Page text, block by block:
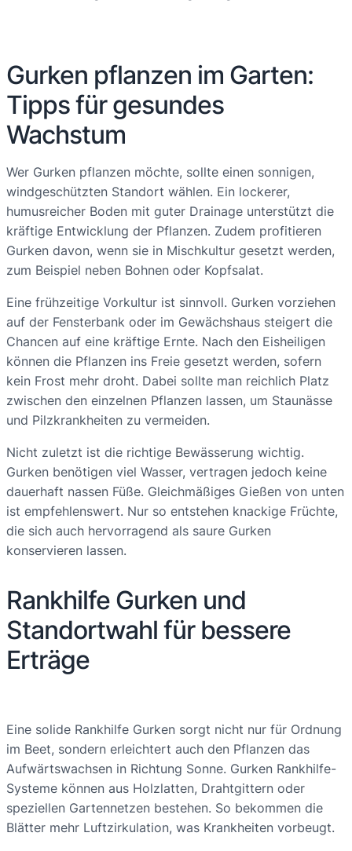
Gurken pflanzen im Garten:
Tipps für gesundes
Wachstum
Wer Gurken pflanzen möchte, sollte einen sonnigen,
windgeschützten Standort wählen. Ein lockerer,
humusreicher Boden mit guter Drainage unterstützt die
kräftige Entwicklung der Pflanzen. Zudem profitieren
Gurken davon, wenn sie in Mischkultur gesetzt werden,
zum Beispiel neben Bohnen oder Kopfsalat.
Eine frühzeitige Vorkultur ist sinnvoll. Gurken vorziehen
auf der Fensterbank oder im Gewächshaus steigert die
Chancen auf eine kräftige Ernte. Nach den Eisheiligen
können die Pflanzen ins Freie gesetzt werden, sofern
kein Frost mehr droht. Dabei sollte man reichlich Platz
zwischen den einzelnen Pflanzen lassen, um Staunässe
und Pilzkrankheiten zu vermeiden.
Nicht zuletzt ist die richtige Bewässerung wichtig.
Gurken benötigen viel Wasser, vertragen jedoch keine
dauerhaft nassen Füße. Gleichmäßiges Gießen von unten
ist empfehlenswert. Nur so entstehen knackige Früchte,
die sich auch hervorragend als saure Gurken
konservieren lassen.
Rankhilfe Gurken und
Standortwahl für bessere
Erträge
Eine solide Rankhilfe Gurken sorgt nicht nur für Ordnung
im Beet, sondern erleichtert auch den Pflanzen das
Aufwärtswachsen in Richtung Sonne. Gurken Rankhilfe-
Systeme können aus Holzlatten, Drahtgittern oder
speziellen Gartennetzen bestehen. So bekommen die
Blätter mehr Luftzirkulation, was Krankheiten vorbeugt.